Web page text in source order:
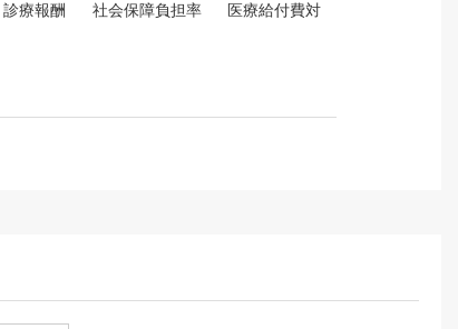
診療報酬 社会保障負担率
医療給付費対